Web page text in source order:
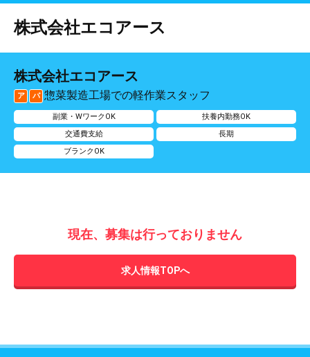
株式会社エコアース
株式会社エコアース
ア パ 惣菜製造工場での軽作業スタッフ
副業・WワークOK
扶養内勤務OK
交通費支給
長期
ブランクOK
現在、募集は行っておりません
求人情報TOPへ